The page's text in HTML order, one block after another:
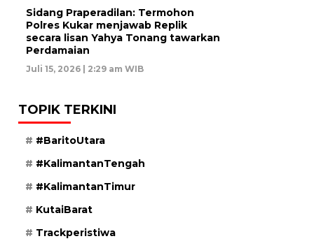
Sidang Praperadilan: Termohon
Polres Kukar menjawab Replik
secara lisan Yahya Tonang tawarkan
Perdamaian
Juli 15, 2026 | 2:29 am WIB
TOPIK TERKINI
#BaritoUtara
#KalimantanTengah
#KalimantanTimur
KutaiBarat
Trackperistiwa